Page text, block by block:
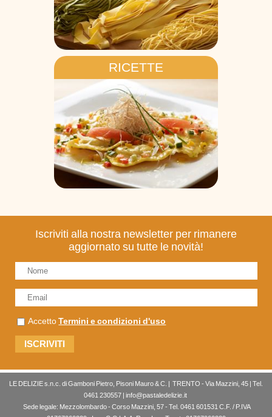
RICETTE
Iscriviti alla nostra newsletter per rimanere
aggiornato su tutte le novità!
AccettoTermini e condizioni d'uso
LE DELIZIE s.n.c. di Gamboni Pietro, Pisoni Mauro & C. | TRENTO - Via Mazzini, 45 | Tel.
0461 230557 | info@pastaledelizie.it
Sede legale: Mezzolombardo - Corso Mazzini, 57 - Tel. 0461 601531 C.F. / P.IVA